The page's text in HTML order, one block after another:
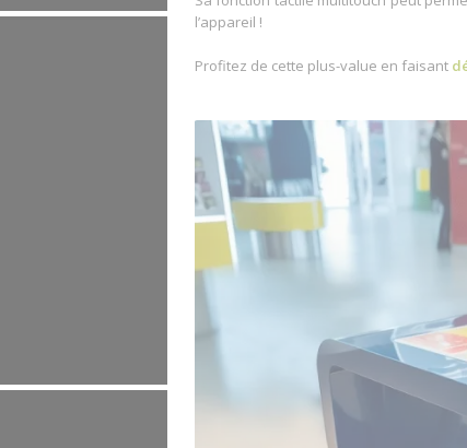
l’appareil !
Profitez de cette plus-value en faisant